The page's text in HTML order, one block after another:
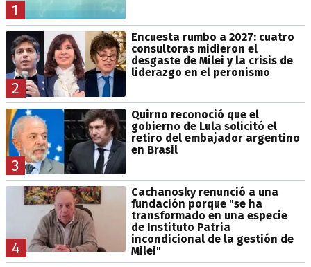
1
2
Encuesta rumbo a 2027: cuatro
consultoras midieron el
desgaste de Milei y la crisis de
liderazgo en el peronismo
3
Quirno reconoció que el
gobierno de Lula solicitó el
retiro del embajador argentino
en Brasil
4
Cachanosky renunció a una
fundación porque "se ha
transformado en una especie
de Instituto Patria
incondicional de la gestión de
Milei"